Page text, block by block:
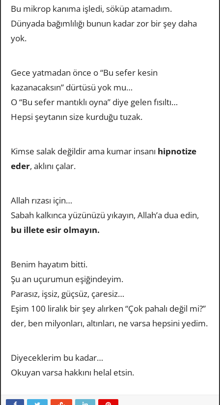
Bu mikrop kanıma işledi, söküp atamadım.
Dünyada bağımlılığı bunun kadar zor bir şey daha
yok.
Gece yatmadan önce o “Bu sefer kesin
kazanacaksın” dürtüsü yok mu…
O “Bu sefer mantıklı oyna” diye gelen fısıltı…
Hepsi şeytanın size kurduğu tuzak.
Kimse salak değildir ama kumar insanı hipnotize
eder, aklını çalar.
Allah rızası için…
Sabah kalkınca yüzünüzü yıkayın, Allah’a dua edin,
bu illete esir olmayın.
Benim hayatım bitti.
Şu an uçurumun eşiğindeyim.
Parasız, işsiz, güçsüz, çaresiz…
Eşim 100 liralık bir şey alırken “Çok pahalı değil mi?”
der, ben milyonları, altınları, ne varsa hepsini yedim.
Diyeceklerim bu kadar…
Okuyan varsa hakkını helal etsin.